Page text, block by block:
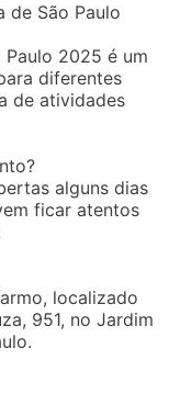
de São Paulo
2025 é um
diferentes
de atividades
alguns dias
ficar atentos
localizado
951, no Jardim